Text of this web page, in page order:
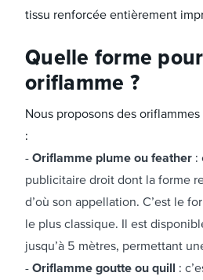
tissu renforcée entièrement
Quelle forme
oriflamme ?
Nous proposons des
:
Oriflamme plume ou feather :
publicitaire droit dont la forme
d’où son appellation. C’est le
le plus classique. Il est
jusqu’à 5 mètres, permettant
Oriflamme goutte ou quill :